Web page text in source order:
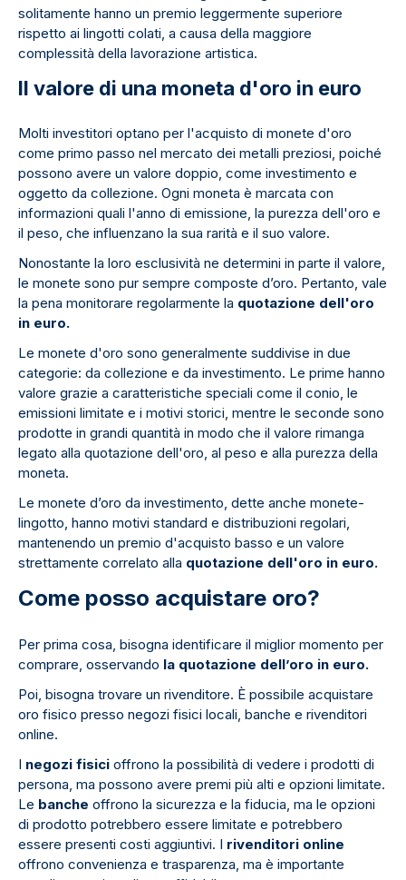
solitamente hanno un premio leggermente superiore
rispetto ai lingotti colati, a causa della maggiore
complessità della lavorazione artistica.
Il valore di una moneta d'oro in euro
Molti investitori optano per l'acquisto di monete d'oro
come primo passo nel mercato dei metalli preziosi, poiché
possono avere un valore doppio, come investimento e
oggetto da collezione. Ogni moneta è marcata con
informazioni quali l'anno di emissione, la purezza dell'oro e
il peso, che influenzano la sua rarità e il suo valore.
Nonostante la loro esclusività ne determini in parte il valore,
le monete sono pur sempre composte d’oro. Pertanto, vale
la pena monitorare regolarmente la quotazione dell'oro
in euro.
Le monete d'oro sono generalmente suddivise in due
categorie: da collezione e da investimento. Le prime hanno
valore grazie a caratteristiche speciali come il conio, le
emissioni limitate e i motivi storici, mentre le seconde sono
prodotte in grandi quantità in modo che il valore rimanga
legato alla quotazione dell'oro, al peso e alla purezza della
moneta.
Le monete d’oro da investimento, dette anche monete-
lingotto, hanno motivi standard e distribuzioni regolari,
mantenendo un premio d'acquisto basso e un valore
strettamente correlato alla quotazione dell'oro in euro.
Come posso acquistare oro?
Per prima cosa, bisogna identificare il miglior momento per
comprare, osservando la quotazione dell’oro in euro.
Poi, bisogna trovare un rivenditore. È possibile acquistare
oro fisico presso negozi fisici locali, banche e rivenditori
online.
I negozi fisici offrono la possibilità di vedere i prodotti di
persona, ma possono avere premi più alti e opzioni limitate.
Le banche offrono la sicurezza e la fiducia, ma le opzioni
di prodotto potrebbero essere limitate e potrebbero
essere presenti costi aggiuntivi. I rivenditori online
offrono convenienza e trasparenza, ma è importante